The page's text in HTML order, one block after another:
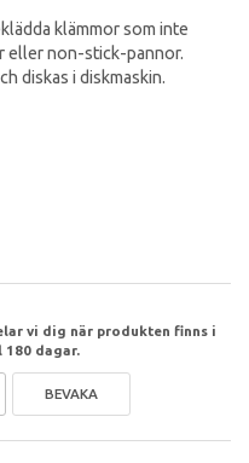
klämmor som inte
eller non-stick-pannor.
diskas i diskmaskin.
vi dig när produkten finns i
180 dagar.
BEVAKA